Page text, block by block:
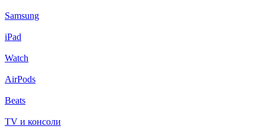
Samsung
iPad
Watch
AirPods
Beats
TV и консоли